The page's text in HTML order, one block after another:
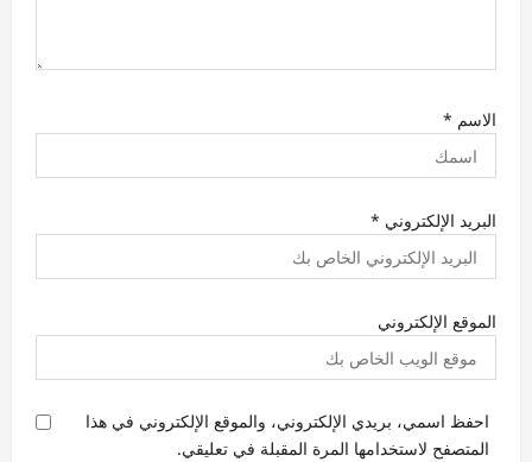
الاسم *
البريد الإلكتروني *
الموقع الإلكتروني
احفظ اسمي، بريدي الإلكتروني، والموقع الإلكتروني في هذا
المتصفح لاستخدامها المرة المقبلة في تعليقي.